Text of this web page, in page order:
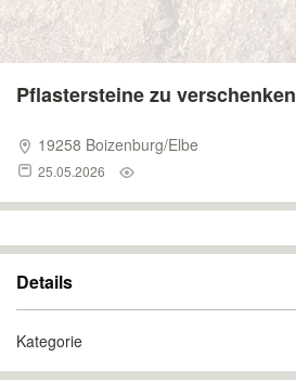
Pflastersteine zu verschenken
19258 Boizenburg/Elbe
25.05.2026
Details
Kategorie